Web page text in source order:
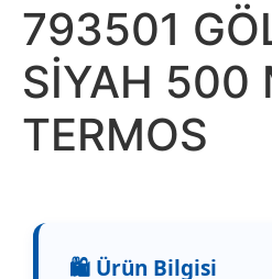
793501
SİYAH 500
TERMOS